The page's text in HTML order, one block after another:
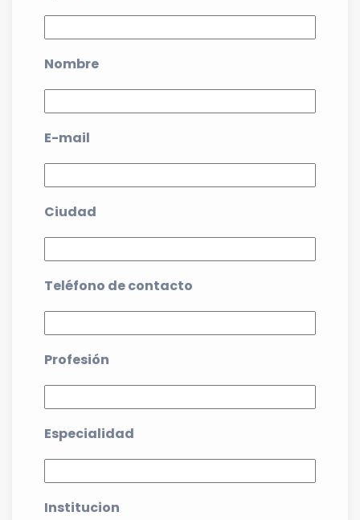
Nombre
E-mail
Ciudad
Teléfono de contacto
Profesión
Especialidad
Institucion